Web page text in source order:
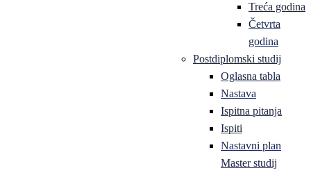
Treća godina
Četvrta
godina
Postdiplomski studij
Oglasna tabla
Nastava
Ispitna pitanja
Ispiti
Nastavni plan
Master studij